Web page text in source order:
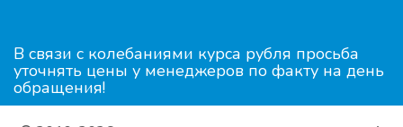
В связи с колебаниями курса рубля просьба
уточнять цены у менеджеров по факту на день
обращения!